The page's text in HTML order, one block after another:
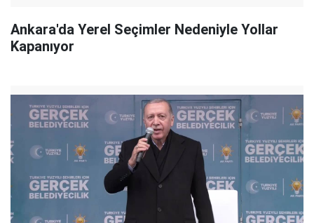
Ankara'da Yerel Seçimler Nedeniyle Yollar
Kapanıyor